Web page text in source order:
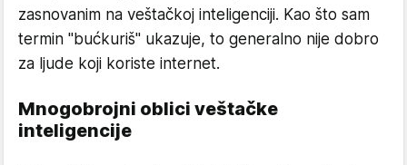
zasnovanim na veštačkoj inteligenciji. Kao što sam
termin "bućkuriš" ukazuje, to generalno nije dobro
za ljude koji koriste internet.
Mnogobrojni oblici veštačke
inteligencije